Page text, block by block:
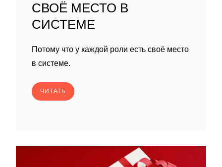
СВОЁ МЕСТО В
СИСТЕМЕ
Потому что у каждой роли есть своё место
в системе.
ЧИТАТЬ